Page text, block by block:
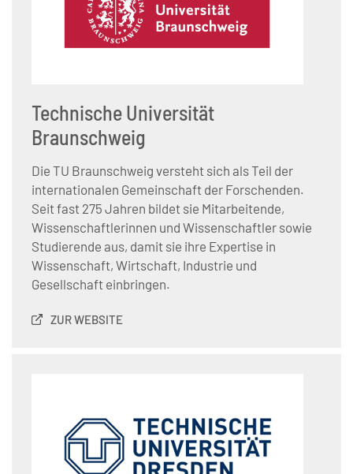
Technische Universität
Braunschweig
Die TU Braunschweig versteht sich als Teil der
internationalen Gemeinschaft der Forschenden.
Seit fast 275 Jahren bildet sie Mitarbeitende,
Wissenschaftlerinnen und Wissenschaftler sowie
Studierende aus, damit sie ihre Expertise in
Wissenschaft, Wirtschaft, Industrie und
Gesellschaft einbringen.
ZUR WEBSITE